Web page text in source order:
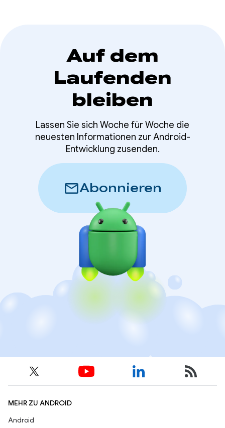
Auf dem
Laufenden
bleiben
Lassen Sie sich Woche für Woche die
neuesten Informationen zur Android-
Entwicklung zusenden.
mailAbonnieren
MEHR ZU ANDROID
Android